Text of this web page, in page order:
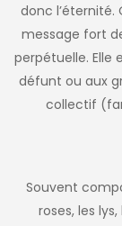
donc
message fort
perpétuelle. Elle
défunt ou aux
collectif
Souvent
roses, les